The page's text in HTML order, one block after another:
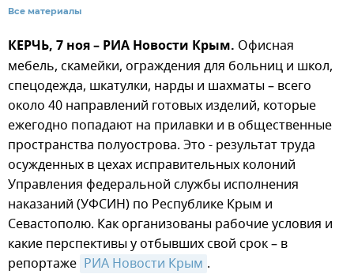
Все материалы
КЕРЧЬ, 7 ноя – РИА Новости Крым. Офисная
мебель, скамейки, ограждения для больниц и школ,
спецодежда, шкатулки, нарды и шахматы – всего
около 40 направлений готовых изделий, которые
ежегодно попадают на прилавки и в общественные
пространства полуострова. Это - результат труда
осужденных в цехах исправительных колоний
Управления федеральной службы исполнения
наказаний (УФСИН) по Республике Крым и
Севастополю. Как организованы рабочие условия и
какие перспективы у отбывших свой срок – в
репортаже РИА Новости Крым .